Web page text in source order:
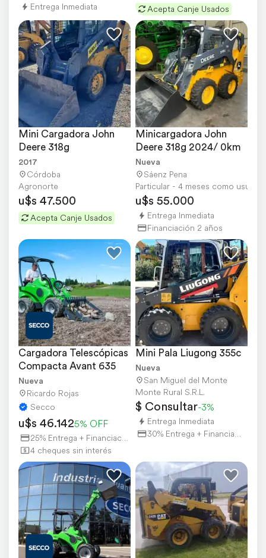
Entrega Inmediata Acepta Canje Usados
Mini Cargadora John
Deere 318g
2017
Córdoba
Agronorte
u$s 47.500
Acepta Canje Usados
Minicargadora John
Deere 318g 2024/ 0km
Nueva
Sáenz Pena
Particular - 4 meses como usuario
u$s 55.000
Entrega Inmediata
Financiación 2 años
Cargadora Telescópicas
Compacta Avant 635
Nueva
Ricardo Rojas
Secco
u$s 46.1425% OFF
25% Entrega + Financiación
4 cheques sin interés
Mini Pala Liugong 355c
Nueva
San Miguel del Monte
Monte Rural S.R.L.
$ Consultar-3%
Entrega Inmediata
30% Entrega + Financiación